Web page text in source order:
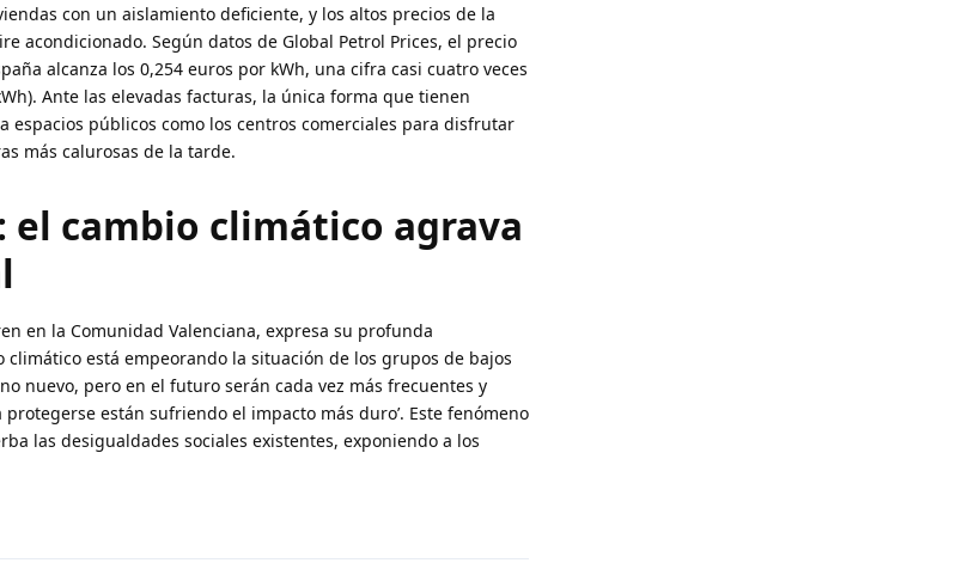
con un aislamiento deficiente, y los altos precios de la
acondicionado. Según datos de Global Petrol Prices, el precio
alcanza los 0,254 euros por kWh, una cifra casi cuatro veces
Ante las elevadas facturas, la única forma que tienen
espacios públicos como los centros comerciales para disfrutar
más calurosas de la tarde.
el cambio climático agrava
en la Comunidad Valenciana, expresa su profunda
está empeorando la situación de los grupos de bajos
nuevo, pero en el futuro serán cada vez más frecuentes y
están sufriendo el impacto más duro’. Este fenómeno
las desigualdades sociales existentes, exponiendo a los